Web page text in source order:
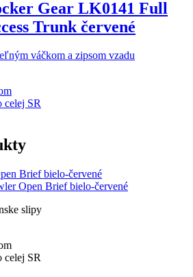
Gear LK0141 Full
Trunk červené
váčkom a zipsom vzadu
celej SR
Open Brief bielo-červené
slipy
celej SR